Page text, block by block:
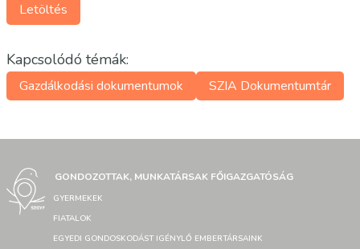
Letöltés
Kapcsolódó témák:
Gazdálkodási dokumentumok SZIA Dokumentumtár
GONDOZOTTAK, MUNKATÁRSAK FŐIGAZGATÓSÁG
GYERMEKEK
FIATALOK
EGYEDI GONDOSKODÁST IGÉNYLŐ EMBERTÁRSAINK